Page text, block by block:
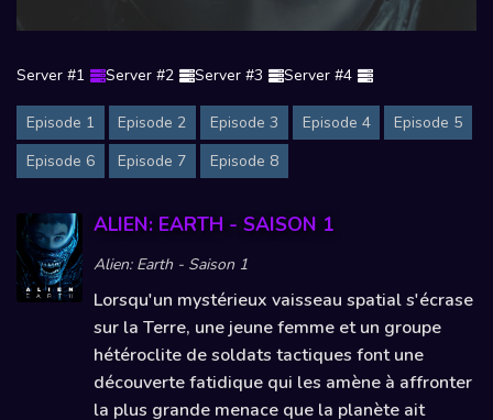
Server #1 Server #2 Server #3 Server #4
Episode 1 Episode 2 Episode 3 Episode 4
Episode 5
Episode 6
Episode 7 Episode 8
ALIEN: EARTH - SAISON 1
Alien: Earth - Saison 1
Lorsqu'un mystérieux vaisseau spatial s'écrase
sur la Terre, une jeune femme et un groupe
hétéroclite de soldats tactiques font une
découverte fatidique qui les amène à affronter
la plus grande menace que la planète ait